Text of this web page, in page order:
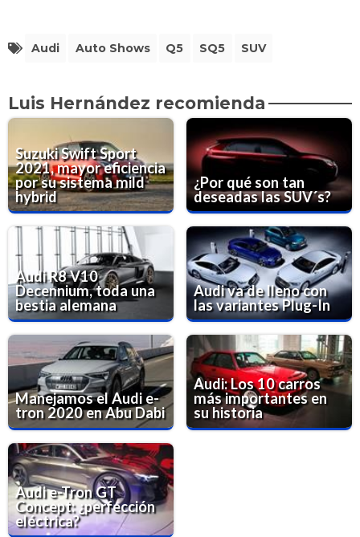
Audi Auto Shows Q5 SQ5 SUV
Luis Hernández recomienda
Suzuki Swift Sport
2021, mayor eficiencia
por su sistema mild
hybrid
¿Por qué son tan
deseadas las SUV´s?
Audi R8 V10
Decennium, toda una
bestia alemana
Audi va de lleno con
las variantes Plug-In
Manejamos el Audi e-
tron 2020 en Abu Dabi
Audi: Los 10 carros
más importantes en
su historia
Audi e-Tron GT
Concept: ¿perfección
eléctrica?